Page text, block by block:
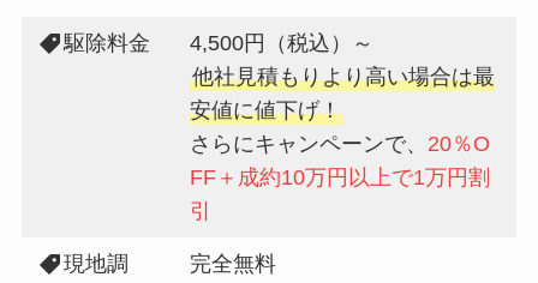
駆除料金
4,500円（税込）～
他社見積もりより高い場合は最
安値に値下げ！
さらにキャンペーンで、 20％O
FF＋成約10万円以上で1万円割
引
現地調
完全無料